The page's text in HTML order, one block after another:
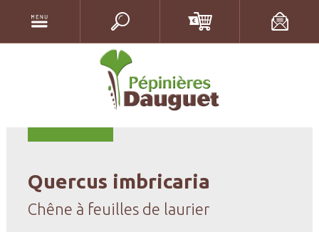
Quercus imbricaria
Chêne à feuilles de laurier